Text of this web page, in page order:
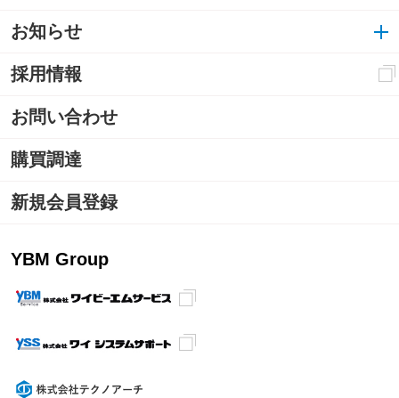
お知らせ
採用情報
お問い合わせ
購買調達
新規会員登録
YBM Group